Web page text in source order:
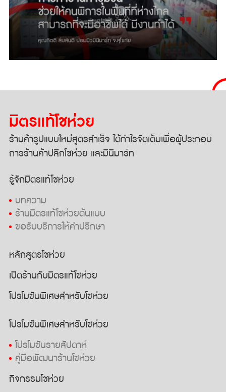
มิตรแท้โชห่วย
ร้านค้ารูปแบบใหม่สูตรสำเร็จ ได้กำไรจัดเต็มเพื่อผู้ประกอบ
การร้านค้าปลีกโชห่วย และมินิมาร์ท
รู้จักมิตรแท้โชห่วย
บทความ
ร้านมิตรแท้โชห่วยต้นแบบ
ขอรับบริการให้คำปรึกษา
หลักสูตรโชห่วย
เปิดร้านกับมิตรแท้โชห่วย
โปรโมชันพิเศษสำหรับโชห่วย
โปรโมชันพิเศษสำหรับโชห่วย
โปรโมชันรายสัปดาห์
คู่มือพัฒนาร้านโชห่วย
กิจกรรมโชห่วย